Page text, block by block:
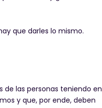
que darles lo mismo.
de las personas teniendo en
y que, por ende, deben